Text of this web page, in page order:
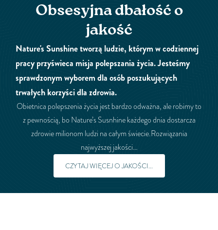
Obsesyjna dbałość o
jakość
Nature's Sunshine tworzą ludzie, którym w codziennej
pracy przyświeca misja polepszania życia. Jesteśmy
sprawdzonym wyborem dla osób poszukujących
trwałych korzyści dla zdrowia.
Obietnica polepszenia życia jest bardzo odważna, ale robimy to
z pewnością, bo Nature’s Susnhine każdego dnia dostarcza
zdrowie milionom ludzi na całym świecie.Rozwiązania
najwyższej jakości…
CZYTAJ WIĘCEJ O JAKOŚCI...